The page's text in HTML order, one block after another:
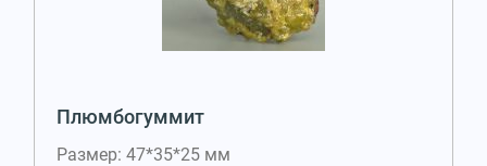
Плюмбогуммит
Размер: 47*35*25 мм